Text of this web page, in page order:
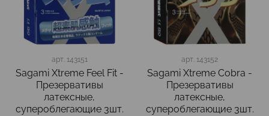
арт. 143151
Sagami Xtreme Feel Fit -
Презервативы
латексные,
супероблегающие 3шт.
арт. 143152
Sagami Xtreme Cobra -
Презервативы
латексные,
супероблегающие 3шт.